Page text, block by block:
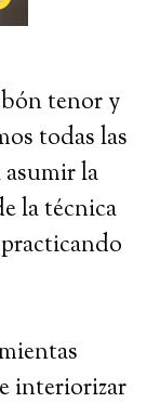
tenor y
todas las
asumir la
la técnica
interiorizar